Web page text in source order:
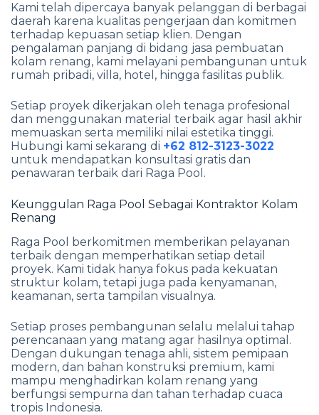
Kami telah dipercaya banyak pelanggan di berbagai
daerah karena kualitas pengerjaan dan komitmen
terhadap kepuasan setiap klien. Dengan
pengalaman panjang di bidang jasa pembuatan
kolam renang, kami melayani pembangunan untuk
rumah pribadi, villa, hotel, hingga fasilitas publik.
Setiap proyek dikerjakan oleh tenaga profesional
dan menggunakan material terbaik agar hasil akhir
memuaskan serta memiliki nilai estetika tinggi.
Hubungi kami sekarang di +62 812-3123-3022
untuk mendapatkan konsultasi gratis dan
penawaran terbaik dari Raga Pool.
Keunggulan Raga Pool Sebagai Kontraktor Kolam
Renang
Raga Pool berkomitmen memberikan pelayanan
terbaik dengan memperhatikan setiap detail
proyek. Kami tidak hanya fokus pada kekuatan
struktur kolam, tetapi juga pada kenyamanan,
keamanan, serta tampilan visualnya.
Setiap proses pembangunan selalu melalui tahap
perencanaan yang matang agar hasilnya optimal.
Dengan dukungan tenaga ahli, sistem pemipaan
modern, dan bahan konstruksi premium, kami
mampu menghadirkan kolam renang yang
berfungsi sempurna dan tahan terhadap cuaca
tropis Indonesia.